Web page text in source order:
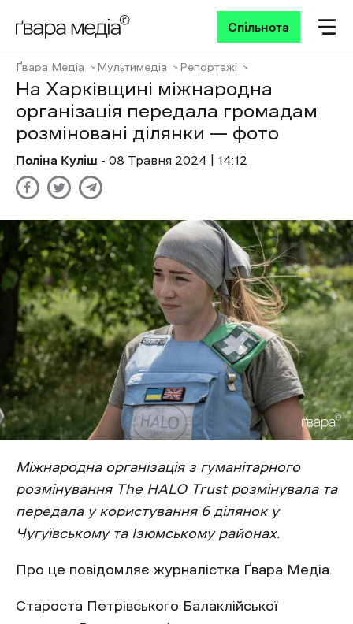
Спільнота
Ґвара Медіа Мультимедіа Репортажі
На Харківщині міжнародна
організація передала громадам
розміновані ділянки — фото
Поліна Куліш - 08 Травня 2024 | 14:12
Міжнародна організація з гуманітарного
розмінування The HALO Trust розмінувала та
передала у користування 6 ділянок у
Чугуївському та Ізюмському районах.
Про це повідомляє журналістка Ґвара Медіа.
Староста Петрівського Балаклійської